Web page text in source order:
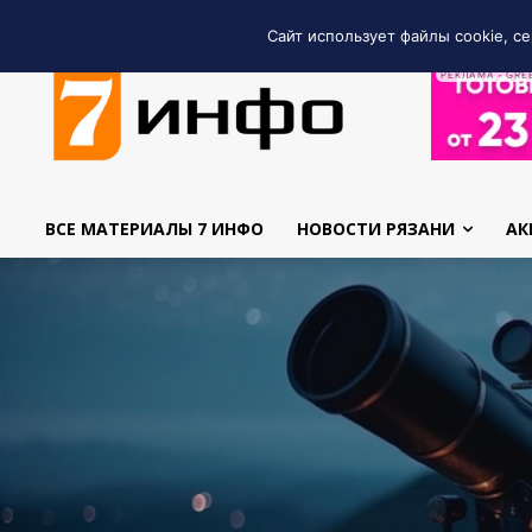
РЕКЛАМА •
ВСЕ МАТЕРИАЛЫ 7 ИНФО НОВОСТИ РЯЗАНИ
Сайт использует файлы cookie,